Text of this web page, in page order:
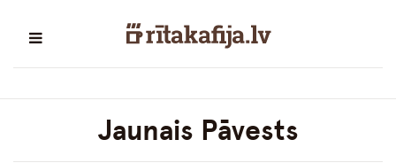
Jaunais Pāvests